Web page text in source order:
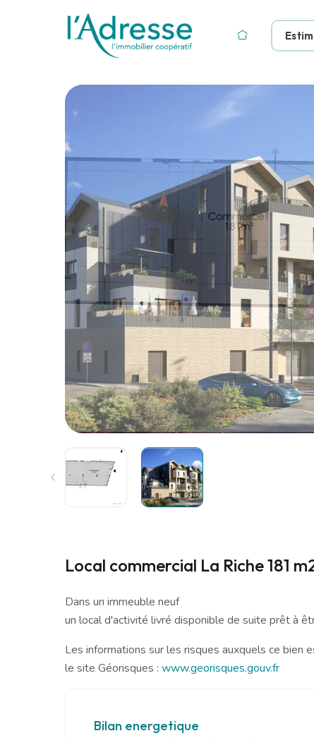
Local commercial La Riche 181
Dans un immeuble neuf
un local d'activité livré disponible de suite prêt à
Les informations sur les risques auxquels ce bien
le site Géorisques : www.georisques.gouv.fr
Bilan energetique